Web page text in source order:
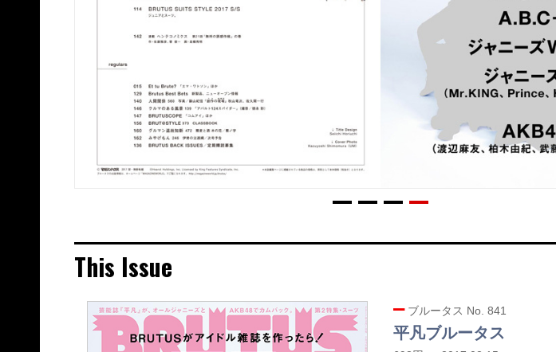
This Issue
ブルータス No. 841
平凡ブルータス